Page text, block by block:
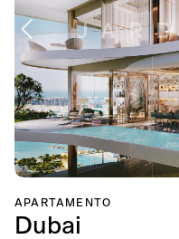
APARTAMENTO
Dubai